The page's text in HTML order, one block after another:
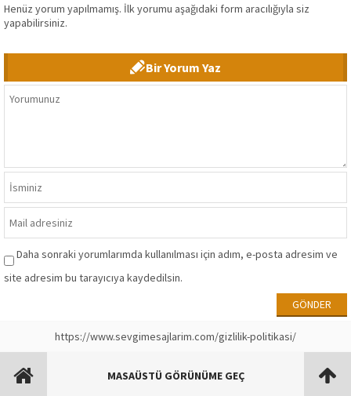
Henüz yorum yapılmamış. İlk yorumu aşağıdaki form aracılığıyla siz
yapabilirsiniz.
Bir Yorum Yaz
Daha sonraki yorumlarımda kullanılması için adım, e-posta adresim ve
site adresim bu tarayıcıya kaydedilsin.
https://www.sevgimesajlarim.com/gizlilik-politikasi/
MASAÜSTÜ GÖRÜNÜME GEÇ